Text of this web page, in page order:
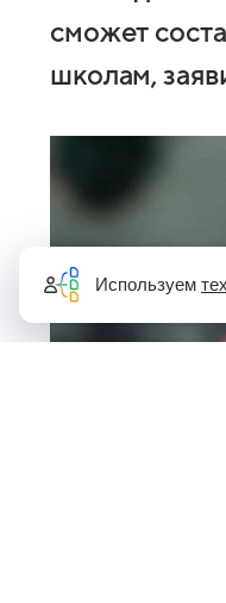
сможет
школам,
Используем